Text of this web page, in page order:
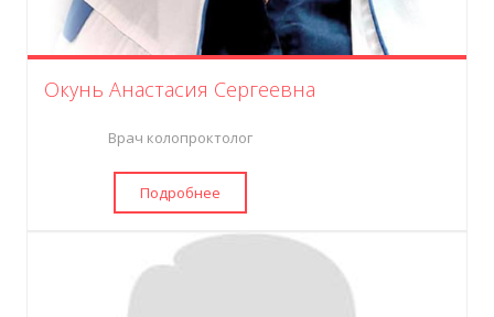
Окунь Анастасия Сергеевна
Врач колопроктолог
Подробнее